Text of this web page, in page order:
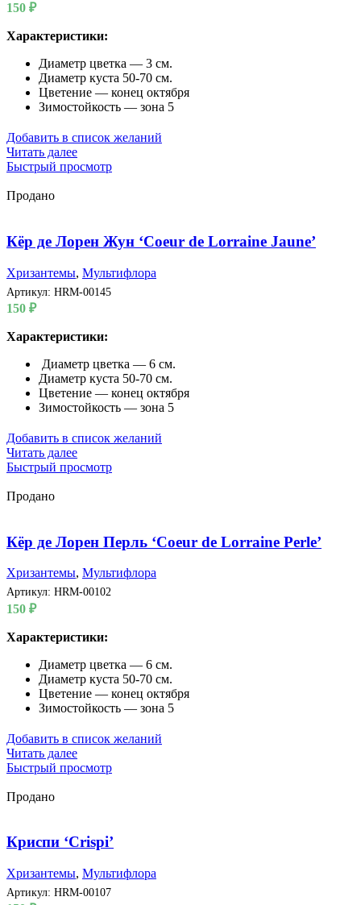
150 ₽
Характеристики:
Диаметр цветка — 3 см.
Диаметр куста 50-70 см.
Цветение — конец октября
Зимостойкость — зона 5
Добавить в список желаний
Читать далее
Быстрый просмотр
Продано
Кёр де Лорен Жун ‘Coeur de Lorraine Jaune’
Хризантемы, Мультифлора
Артикул: HRM-00145
150 ₽
Характеристики:
Диаметр цветка — 6 см.
Диаметр куста 50-70 см.
Цветение — конец октября
Зимостойкость — зона 5
Добавить в список желаний
Читать далее
Быстрый просмотр
Продано
Кёр де Лорен Перль ‘Coeur de Lorraine Perle’
Хризантемы, Мультифлора
Артикул: HRM-00102
150 ₽
Характеристики:
Диаметр цветка — 6 см.
Диаметр куста 50-70 см.
Цветение — конец октября
Зимостойкость — зона 5
Добавить в список желаний
Читать далее
Быстрый просмотр
Продано
Криспи ‘Crispi’
Хризантемы, Мультифлора
Артикул: HRM-00107